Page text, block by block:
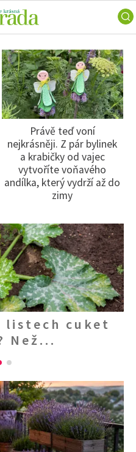
Právě teď voní
nejkrásněji. Z pár bylinek
a krabičky od vajec
vytvoříte voňavého
andílka, který vydrží až do
zimy
listech cuket
Než...